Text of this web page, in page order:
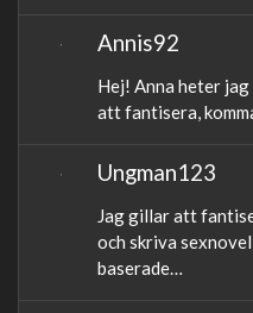
Annis92
Hej! Anna heter
att fantisera,
Ungman123
Jag gillar att
och skriva
baserade…